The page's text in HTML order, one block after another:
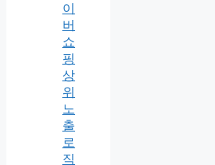
이
버
쇼
핑
상
위
노
출
로
직